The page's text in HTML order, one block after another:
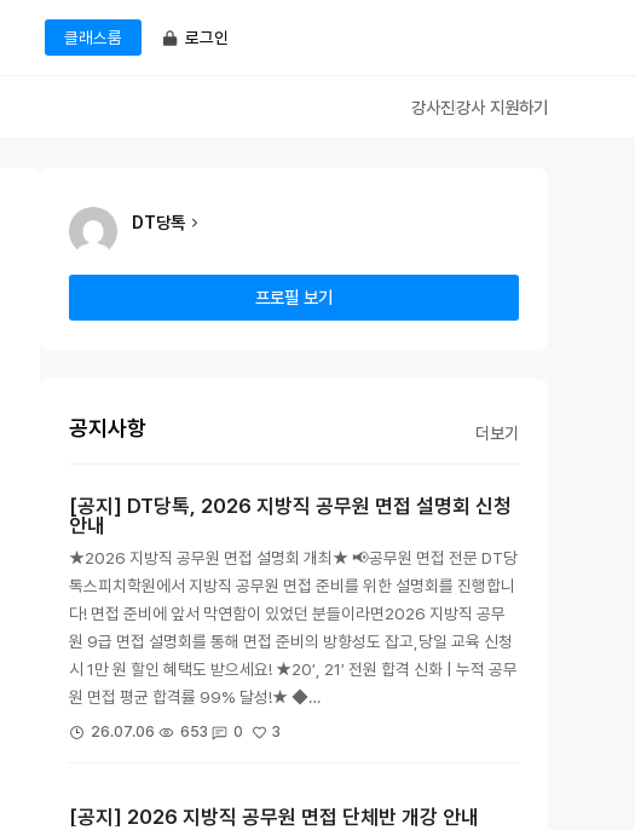
클래스룸 로그인
강사진강사 지원하기
DT당톡
프로필 보기
공지사항 더보기
[공지] DT당톡, 2026 지방직 공무원 면접 설명회 신청
안내
★2026 지방직 공무원 면접 설명회 개최★ 📢공무원 면접 전문 DT당
톡스피치학원에서 지방직 공무원 면접 준비를 위한 설명회를 진행합니
다! 면접 준비에 앞서 막연함이 있었던 분들이라면2026 지방직 공무
원 9급 면접 설명회를 통해 면접 준비의 방향성도 잡고,당일 교육 신청
시 1만 원 할인 혜택도 받으세요! ★20′, 21′ 전원 합격 신화 | 누적 공무
원 면접 평균 합격률 99% 달성!★ ◆…
26.07.06 653 0 3
[공지] 2026 지방직 공무원 면접 단체반 개강 안내